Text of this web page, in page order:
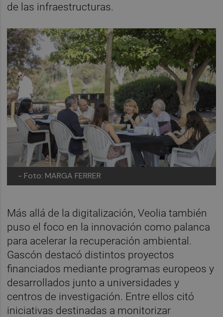
de las infraestructuras.
- Foto: MARGA FERRER
Más allá de la digitalización, Veolia también
puso el foco en la innovación como palanca
para acelerar la recuperación ambiental.
Gascón destacó distintos proyectos
financiados mediante programas europeos y
desarrollados junto a universidades y
centros de investigación. Entre ellos citó
iniciativas destinadas a monitorizar